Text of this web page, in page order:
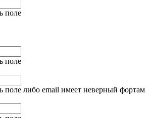
поле
поле
поле либо email имеет неверный фортам